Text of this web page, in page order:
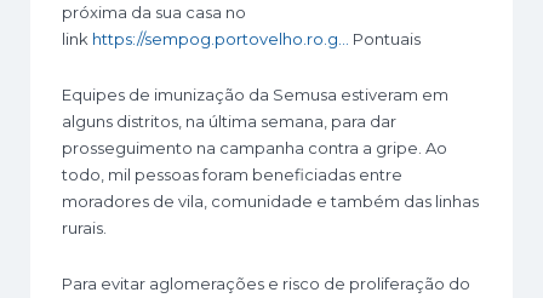
próxima da sua casa no
link https://sempog.portovelho.ro.g… Pontuais
Equipes de imunização da Semusa estiveram em
alguns distritos, na última semana, para dar
prosseguimento na campanha contra a gripe. Ao
todo, mil pessoas foram beneficiadas entre
moradores de vila, comunidade e também das linhas
rurais.
Para evitar aglomerações e risco de proliferação do